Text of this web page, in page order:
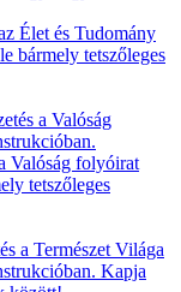
Élet és Tudomány
bármely tetszőleges
a Valóság
Valóság folyóirat
tetszőleges
a Természet Világa
Kapja